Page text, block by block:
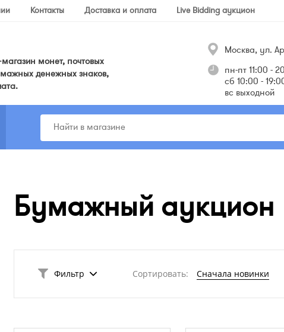
Контакты Доставка и оплата Live Bidding аукцион
монет, почтовых
денежных знаков,
Москва, ул.
пн-пт 11:00 -
сб 10:00 -
вс выходной
Бумажный аукцион
Фильтр Сортировать: Сначала новинки